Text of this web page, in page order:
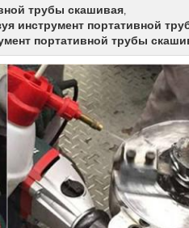
трубы скашивая,
инструмент портативной
портативной трубы